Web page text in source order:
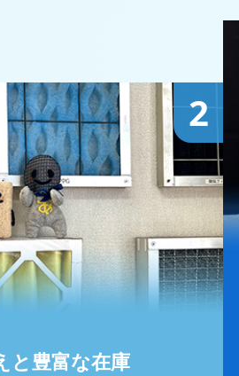
2
と豊富な在庫